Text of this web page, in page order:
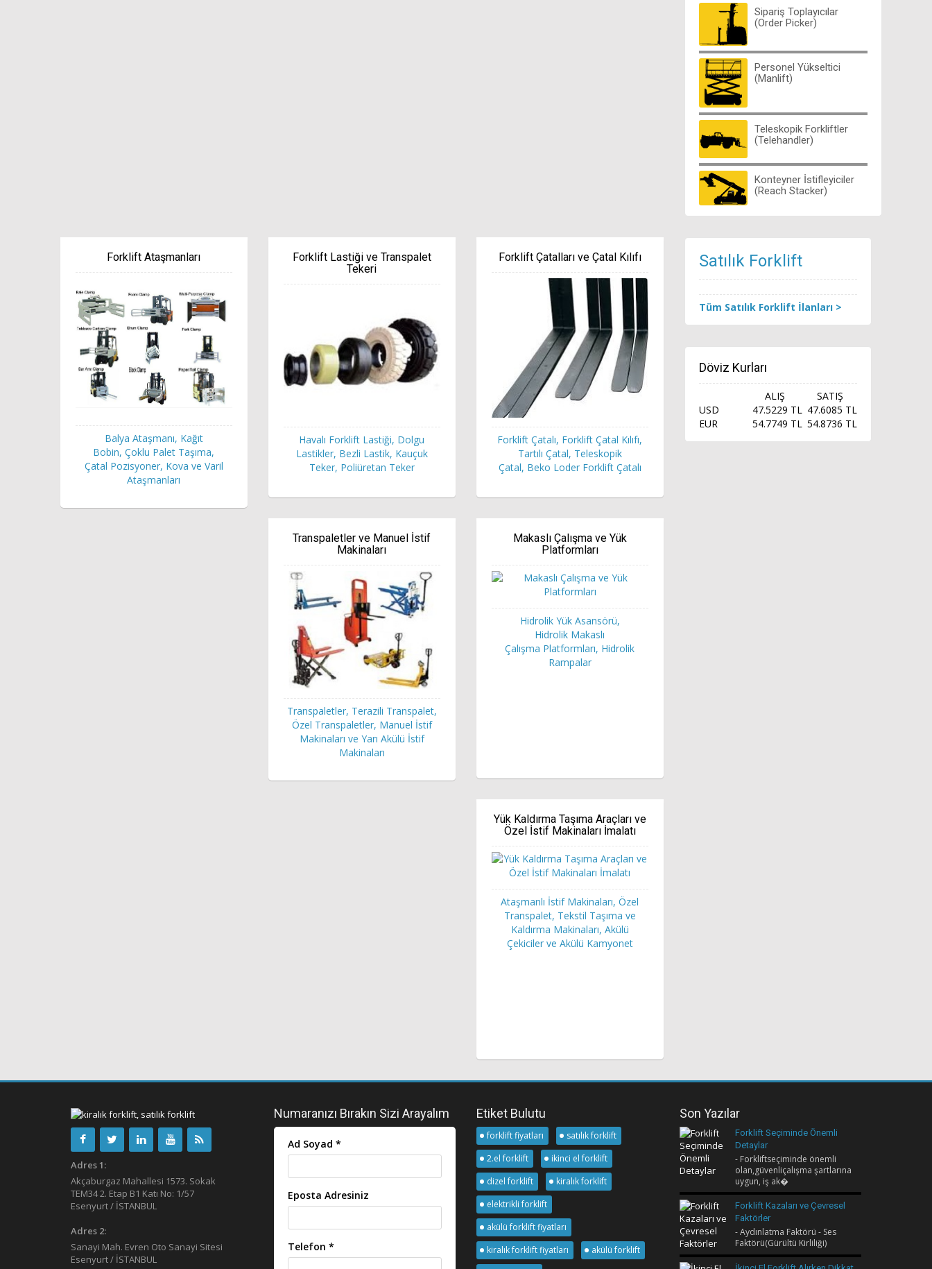
Sipariş Toplayıcılar
(Order Picker)
Personel Yükseltici
(Manlift)
Teleskopik Forkliftler
(Telehandler)
Konteyner İstifleyiciler
(Reach Stacker)
Forklift Ataşmanları
Balya Ataşmanı, Kağıt
Bobin, Çoklu Palet Taşıma,
Çatal Pozisyoner, Kova ve Varil
Ataşmanları
Forklift Lastiği ve Transpalet
Tekeri
Havalı Forklift Lastiği, Dolgu
Lastikler, Bezli Lastik, Kauçuk
Teker, Poliüretan Teker
Forklift Çatalları ve Çatal Kılıfı
Forklift Çatalı, Forklift Çatal Kılıfı,
Tartılı Çatal, Teleskopik
Çatal, Beko Loder Forklift Çatalı
Transpaletler ve Manuel İstif
Makinaları
Transpaletler, Terazili Transpalet,
Özel Transpaletler, Manuel İstif
Makinaları ve Yarı Akülü İstif
Makinaları
Makaslı Çalışma ve Yük
Platformları
Hidrolik Yük Asansörü,
Hidrolik Makaslı
Çalışma Platformları, Hidrolik
Rampalar
Yük Kaldırma Taşıma Araçları ve
Özel İstif Makinaları İmalatı
Ataşmanlı İstif Makinaları, Özel
Transpalet, Tekstil Taşıma ve
Kaldırma Makinaları, Akülü
Çekiciler ve Akülü Kamyonet
Satılık Forklift
Tüm Satılık Forklift İlanları >
Döviz Kurları
ALIŞ
SATIŞ
USD
47.5229 TL 47.6085 TL
EUR
54.7749 TL 54.8736 TL
Adres 1:
Akçaburgaz Mahallesi 1573. Sokak
TEM34 2. Etap B1 Katı No: 1/57
Esenyurt / İSTANBUL
Adres 2:
Sanayi Mah. Evren Oto Sanayi Sitesi
Esenyurt / İSTANBUL
Numaranızı Bırakın Sizi Arayalım
Ad Soyad *
Eposta Adresiniz
Telefon *
Etiket Bulutu
forklift fiyatları
satılık forklift
2.el forklift
ikinci el forklift
dizel forklift
kiralık forklift
elektrikli forklift
akülü forklift fiyatları
kiralık forklift fiyatları
akülü forklift
Son Yazılar
Forklift Seçiminde Önemli
Detaylar
- Forkliftseçiminde önemli
olan,güvenliçalışma şartlarına
uygun, iş ak�
Forklift Kazaları ve Çevresel
Faktörler
- Aydınlatma Faktörü - Ses
Faktörü(Gürültü Kirliliği)